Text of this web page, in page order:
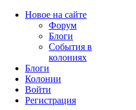
Новое на сайте
Форум
Блоги
События в
колониях
Блоги
Колонии
Войти
Peгиcтpaция